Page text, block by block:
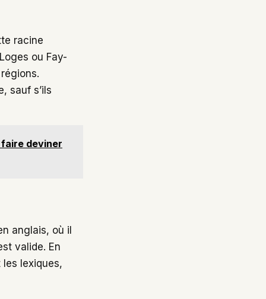
racine
ou Fay-
sauf s’ils
deviner
anglais, où il
valide. En
lexiques,